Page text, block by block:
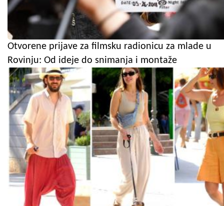
Otvorene prijave za filmsku radionicu za mlade u
Rovinju: Od ideje do snimanja i montaže